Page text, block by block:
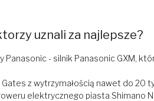
uznali za najlepsze?
Panasonic - silnik Panasonic GXM,
z wytrzymałością nawet do 20
elektrycznego piasta Shimano